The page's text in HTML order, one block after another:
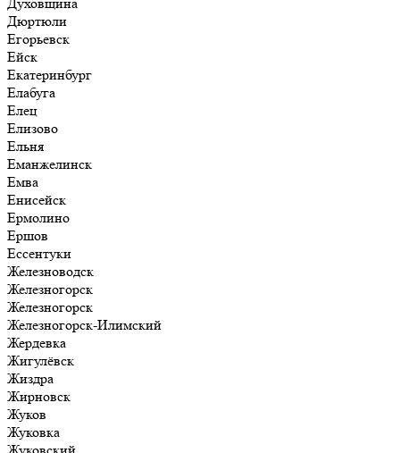
Дюртюли
Егорьевск
Ейск
Екатеринбург
Елабуга
Елец
Елизово
Ельня
Еманжелинск
Емва
Енисейск
Ермолино
Ершов
Ессентуки
Железноводск
Железногорск
Железногорск
Железногорск-Илимский
Жердевка
Жигулёвск
Жиздра
Жирновск
Жуков
Жуковка